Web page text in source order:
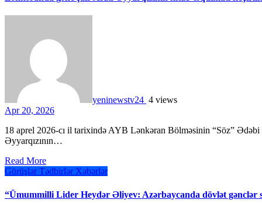
yeninewstv24 4 views
Apr 20, 2026
18 aprel 2026-cı il tarixində AYB Lənkəran Bölməsinin “Söz” Ədəbi Məclisində Cəlilabad rayonunda yaşayan gənc şair Arzu
Əyyarqızının…
Read More
Görüşlər Tədbirlər Xəbərlər
“Ümummilli Lider Heydər Əliyev: Azərbaycanda dövlət gənclər